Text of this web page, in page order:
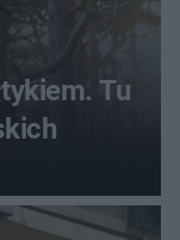
Tu